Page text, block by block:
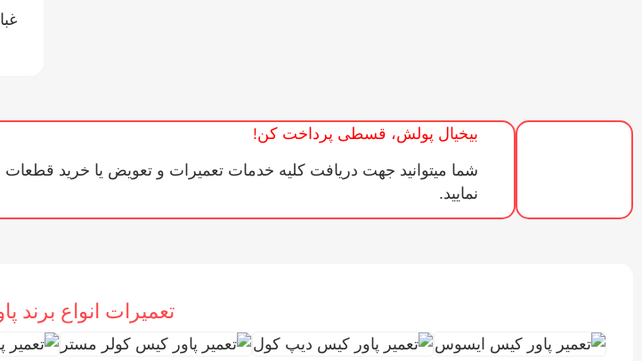
بیخیال پولش، قسطی پرداخت کن!
شما میتوانید جهت دریافت کلیه خدمات تعمیرات و تعویض یا خرید قطعات
نمایید.
تعمیرات انواع برند